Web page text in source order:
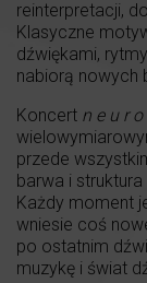
reinterpretacji,
Klasyczne
dźwiękami,
nabiorą nowych
Koncert n e u r
przede
barwa i
Każdy moment
wniesie coś
po ostatnim
muzykę i świat